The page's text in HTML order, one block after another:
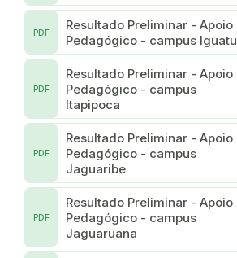
Resultado Preliminar - Apoio
Pedagógico - campus Iguatu
PDF
Resultado Preliminar - Apoio
Pedagógico - campus
Itapipoca
PDF
Resultado Preliminar - Apoio
Pedagógico - campus
Jaguaribe
PDF
Resultado Preliminar - Apoio
Pedagógico - campus
Jaguaruana
PDF